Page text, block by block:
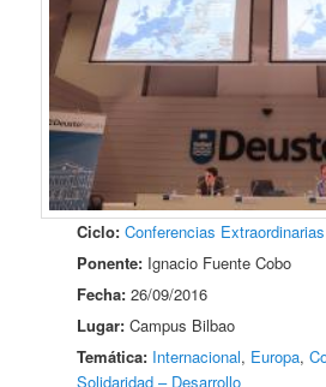
Ciclo: Conferencias Extraordinarias
Ponente: Ignacio Fuente Cobo
Fecha: 26/09/2016
Lugar: Campus Bilbao
Temática: Internacional, Europa,
Solidaridad – Desarrollo